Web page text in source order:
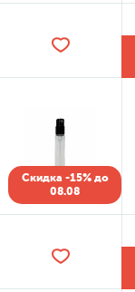
Скидка -15% до
08.08